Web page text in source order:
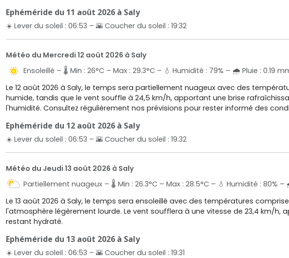
Ephéméride du 11 août 2026 à Saly
☀️ Lever du soleil : 06:53 – 🌇 Coucher du soleil : 19:32
Météo du Mercredi 12 août 2026 à Saly
Ensoleillé – 🌡️ Min : 26°C – Max : 29.3°C – 💧 Humidité : 79% – 🌧️ Pluie : 0.19
Le 12 août 2026 à Saly, le temps sera partiellement nuageux avec des
humide, tandis que le vent souffle à 24,5 km/h, apportant une brise
l'humidité. Consultez régulièrement nos prévisions pour rester informé des
Ephéméride du 12 août 2026 à Saly
☀️ Lever du soleil : 06:53 – 🌇 Coucher du soleil : 19:32
Météo du Jeudi 13 août 2026 à Saly
Partiellement nuageux – 🌡️ Min : 26.3°C – Max : 28.5°C – 💧 Humidité : 80%
Le 13 août 2026 à Saly, le temps sera ensoleillé avec des températures
l'atmosphère légèrement lourde. Le vent soufflera à une vitesse de 23,4 km/
restant hydraté.
Ephéméride du 13 août 2026 à Saly
☀️ Lever du soleil : 06:53 – 🌇 Coucher du soleil : 19:31